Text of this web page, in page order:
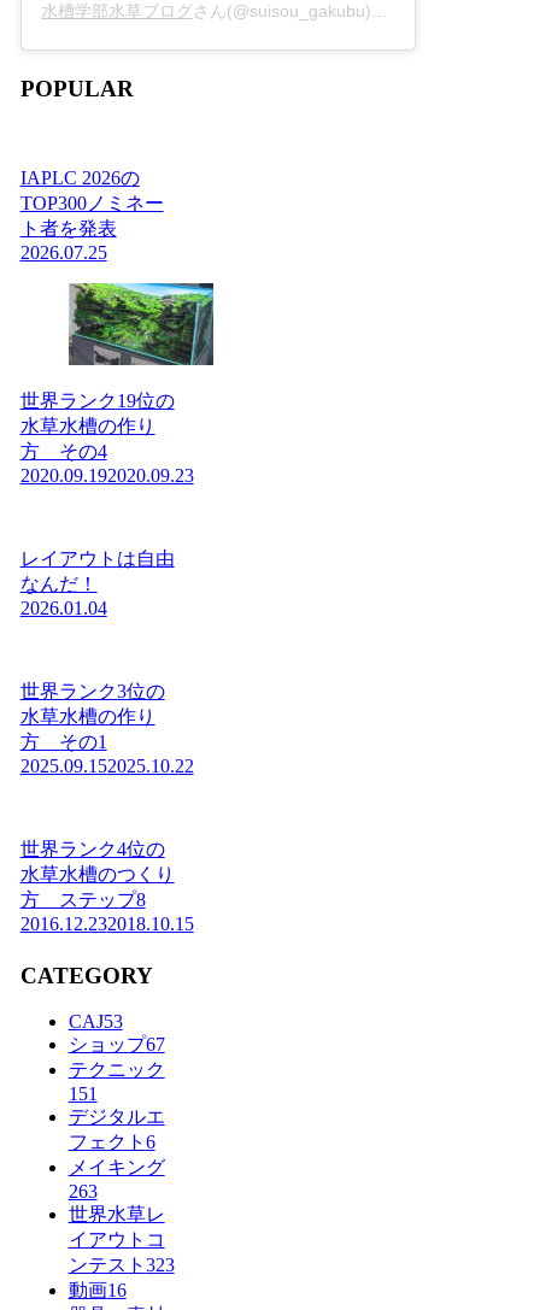
水槽学部水草ブログさん(@suisou_gakubu)がシェアした投稿 -
POPULAR
IAPLC 2026の
TOP300ノミネー
ト者を発表
2026.07.25
世界ランク19位の
水草水槽の作り
方 その4
2020.09.192020.09.23
レイアウトは自由
なんだ！
2026.01.04
世界ランク3位の
水草水槽の作り
方 その1
2025.09.152025.10.22
世界ランク4位の
水草水槽のつくり
方 ステップ8
2016.12.232018.10.15
CATEGORY
CAJ53
ショップ67
テクニック
151
デジタルエ
フェクト 6
メイキング
263
世界水草レ
イアウトコ
ンテスト 323
動画16